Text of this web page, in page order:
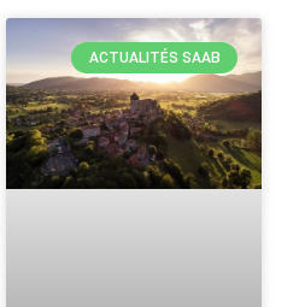
ACTUALITÉS SAAB